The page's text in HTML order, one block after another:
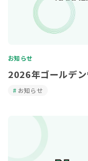
お知らせ
2026年ゴールデ
お知らせ